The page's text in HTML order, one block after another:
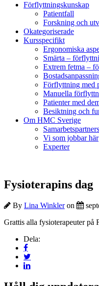
Förflyttningskunskap
Patientfall
Forskning och
Okategoriserade
Kursspecifikt
Ergonomiska
Smärta –
Extrem fetma –
Förflyttning med
Manuella
Patienter med
Besiktning och
Om HMC Sverige
Samarbetspartners
Vi som jobbar här
Experter
Fysioterapins dag
By Lina Winkleron
Grattis alla fysioterapeuter på
Dela: